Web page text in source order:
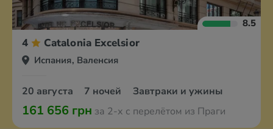
8.5
4 Catalonia Excelsior
Испания, Валенсия
20 августа 7 ночей Завтраки и ужины
161 656 грн за 2-х с перелётом из Праги